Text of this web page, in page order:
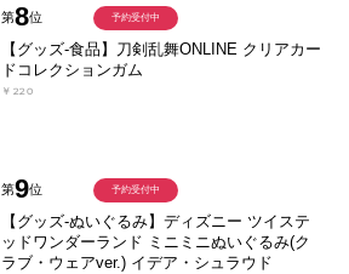
第8位
【グッズ-食品】刀剣乱舞ONLINE クリアカー
ドコレクションガム
￥220
予約受付中
第9位
【グッズ-ぬいぐるみ】ディズニー ツイステ
ッドワンダーランド ミニミニぬいぐるみ(ク
ラブ・ウェアver.) イデア・シュラウド
予約受付中